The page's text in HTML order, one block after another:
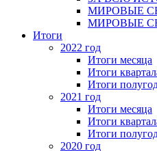
МИРОВЫЕ
МИРОВЫЕ
Итоги
2022 год
Итоги месяца
Итоги
Итоги
2021 год
Итоги месяца
Итоги
Итоги
2020 год